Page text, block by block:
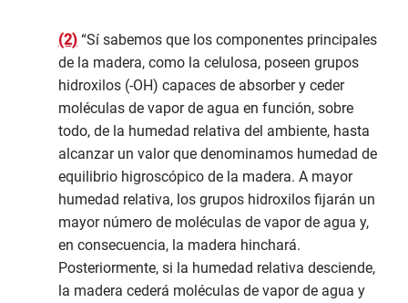
(2) “Sí sabemos que los componentes principales
de la madera, como la celulosa, poseen grupos
hidroxilos (-OH) capaces de absorber y ceder
moléculas de vapor de agua en función, sobre
todo, de la humedad relativa del ambiente, hasta
alcanzar un valor que denominamos humedad de
equilibrio higroscópico de la madera. A mayor
humedad relativa, los grupos hidroxilos fijarán un
mayor número de moléculas de vapor de agua y,
en consecuencia, la madera hinchará.
Posteriormente, si la humedad relativa desciende,
la madera cederá moléculas de vapor de agua y